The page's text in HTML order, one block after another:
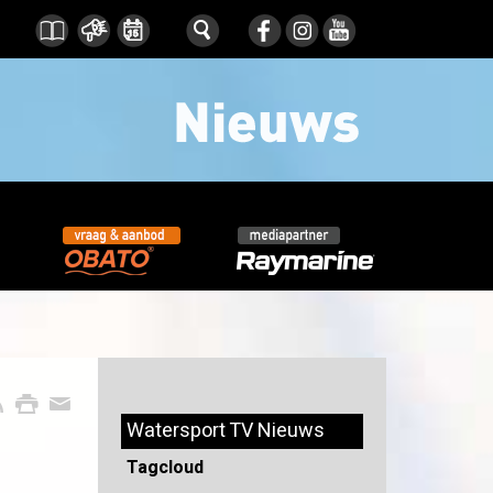
Watersport TV Nieuws
Tagcloud